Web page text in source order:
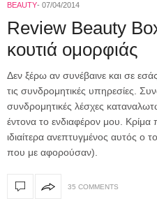
BEAUTY 07/04/2014
Review Beauty
κουτιά ομορφιάς
Δεν ξέρω αν συνέβαινε και σε
τις συνδρομητικές υπηρεσίες.
συνδρομητικές λέσχες
έντονα το ενδιαφέρον μου.
ιδιαίτερα ανεπτυγμένος αυτός ο
που με αφορούσαν).
35 COMMENTS